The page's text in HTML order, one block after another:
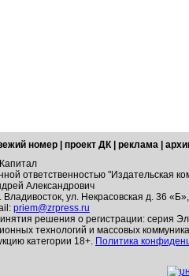
номер проект ДК реклама
ответственностью "Издательская
Александрович
ул. Некрасовская д. 36
priem@zrpress.ru
решения о регистрации: серия
технологий и массовых
категории 18+. Политика